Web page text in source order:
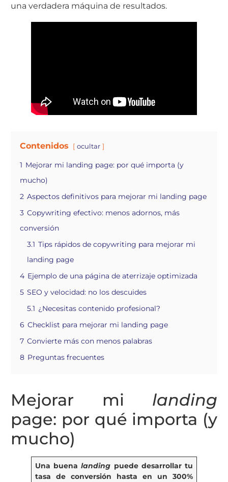
una verdadera máquina de resultados.
Contenidos ocultar
1 Mejorar mi landing page: por qué importa (y
mucho)
2 Aspectos definitivos para mejorar mi landing page
3 Copywriting efectivo: menos adornos, más
conversión
3.1 Tips rápidos de copywriting para mejorar mi
landing page
4 Ejemplo de una página de aterrizaje optimizada
5 SEO y velocidad: no los descuides
5.1 ¿Necesitas contenido profesional?
6 Checklist para mejorar mi landing page
7 Convierte más con menos palabras
8 Preguntas frecuentes
Mejorar mi landing
page: por qué importa (y
mucho)
Una buenalanding puede desarrollar tu
tasa de conversión hasta en un 300%